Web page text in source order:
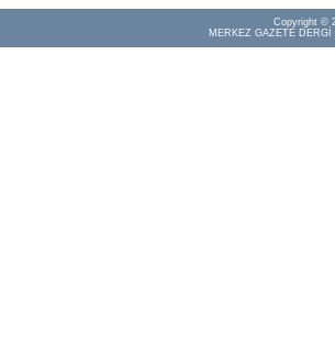
Copyright ©
MERKEZ GAZETE